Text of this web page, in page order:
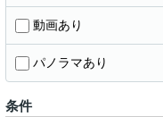
動画あり
パノラマあり
条件